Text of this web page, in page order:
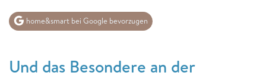
home&smart bei Google bevorzugen
Und das Besondere an der